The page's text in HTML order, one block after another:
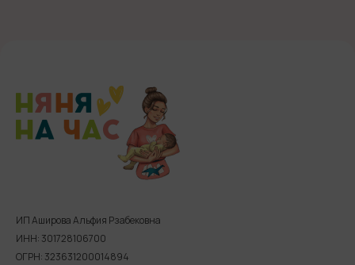
ИП Аширова Альфия Рзабековна
ИНН: 301728106700
ОГРН: 323631200014894